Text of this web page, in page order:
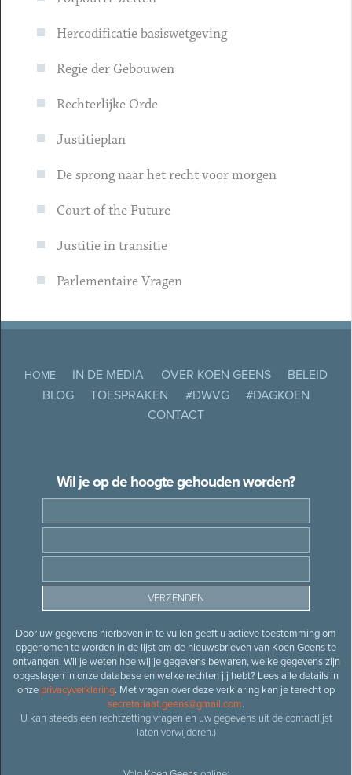
Hercodificatie basiswetgeving
Regie der Gebouwen
Rechterlijke Orde
Justitieplan
De sprong naar het recht voor morgen
Court of the Future
Justitie in transitie
Parlementaire Vragen
HOME IN DE MEDIA OVER KOEN GEENS
BELEID
BLOG
TOESPRAKEN #DWVG
#DAGKOEN
CONTACT
Wil je op de hoogte gehouden worden?
Door uw gegevens hierboven in te vullen geeft u actieve toestemming om
opgenomen te worden in de lijst om de nieuwsbrieven van Koen Geens te
ontvangen. Wil je weten hoe wij je gegevens bewaren, welke gegevens zijn
opgeslagen in onze database en welke rechten jij hebt? Lees alle details in
onze privacyverklaring. Met vragen over deze verklaring kan je terecht op
secretariaat.geens@gmail.com.
U kan steeds een rechtzetting vragen en uw gegevens uit de contactlijst
laten verwijderen.)